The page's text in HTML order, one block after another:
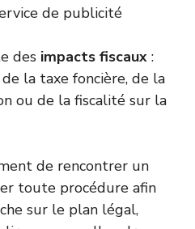
de publicité
des impacts fiscaux :
la taxe foncière, de la
ou de la fiscalité sur la
de rencontrer un
toute procédure afin
sur le plan légal,